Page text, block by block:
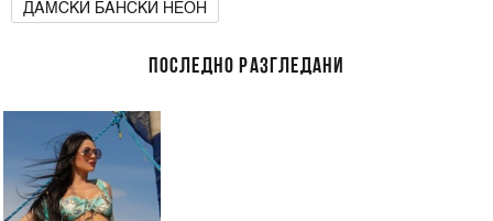
ДАМСКИ БАНСКИ НЕОН
ПОСЛЕДНО РАЗГЛЕДАНИ